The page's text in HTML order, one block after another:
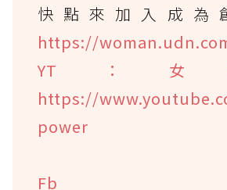
快點來加入成為
https://
YT：女
https://
power
Fb